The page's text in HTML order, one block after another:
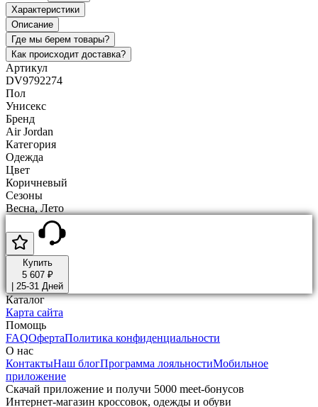
Характеристики
Описание
Где мы берем товары?
Как происходит доставка?
Артикул
DV9792274
Пол
Унисекс
Бренд
Air Jordan
Категория
Одежда
Цвет
Коричневый
Сезоны
Весна, Лето
Купить
5 607 ₽
25-31 Дней
Каталог
Карта сайта
Помощь
FAQОфертаПолитика конфиденциальности
О нас
КонтактыНаш блогПрограмма лояльностиМобильное
приложение
Скачай приложение и получи 5000 meet-бонусов
Интернет-магазин кроссовок, одежды и обуви